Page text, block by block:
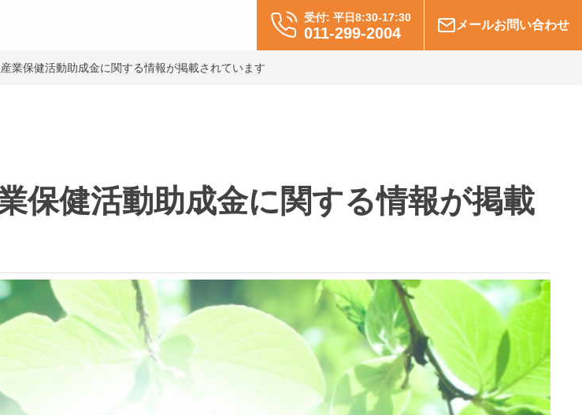
受付: 平日8:30-17:30
011-299-2004 メールお問い合わせ
業保健活動助成金に関する情報が掲載されています
保健活動助成金に関する情報が掲載